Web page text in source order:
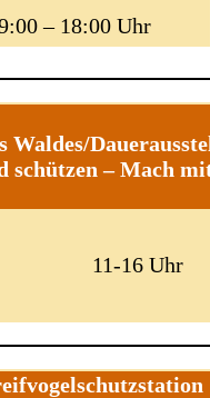
– 18:00 Uhr
Waldes/
schützen – Mach
11-16 Uhr